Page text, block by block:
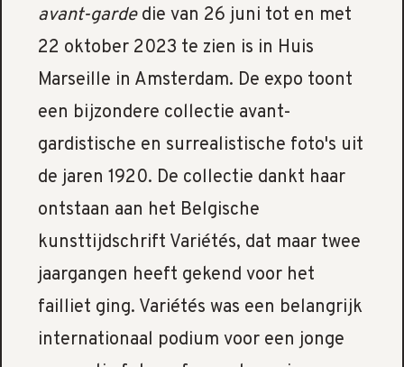
avant-gardedie van 26 juni tot en met
22 oktober 2023 te zien is in Huis
Marseille in Amsterdam. De expo toont
een bijzondere collectie avant-
gardistische en surrealistische foto's uit
de jaren 1920. De collectie dankt haar
ontstaan aan het Belgische
kunsttijdschrift Variétés, dat maar twee
jaargangen heeft gekend voor het
failliet ging. Variétés was een belangrijk
internationaal podium voor een jonge